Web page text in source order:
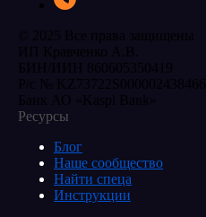
© 2025 Все права защищены
ИП Кравченко А.В.
БИН/ИИН 860605350419
Р/с № KZ73722S000002438466
Банк АО «Kaspi Bank»
Ресурсы
Блог
Наше сообщество
Найти спеца
Инструкции